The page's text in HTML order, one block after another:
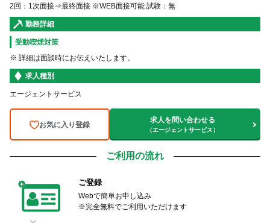
2回：1次面接⇒最終面接 ※WEB面接可能 試験：無
勤務詳細
受動喫煙対策
※ 詳細は面談時にお伝えいたします。
求人種別
エージェントサービス
お気に入り登録
求人を問い合わせる
（エージェントサービス）
ご利用の流れ
ご登録
Webで簡単お申し込み
※完全無料でご利用いただけます